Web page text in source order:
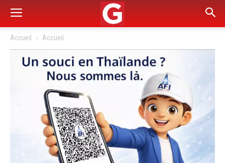
Accueil Accueil